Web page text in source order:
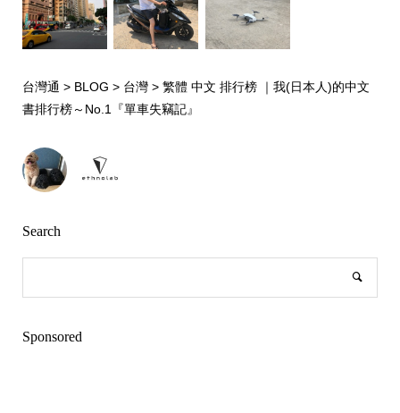
台灣通 > BLOG > 台灣> 繁體 中文 排行榜 ｜我(日本人)的中文
書排行榜～No.1『單車失竊記』
Search
Sponsored